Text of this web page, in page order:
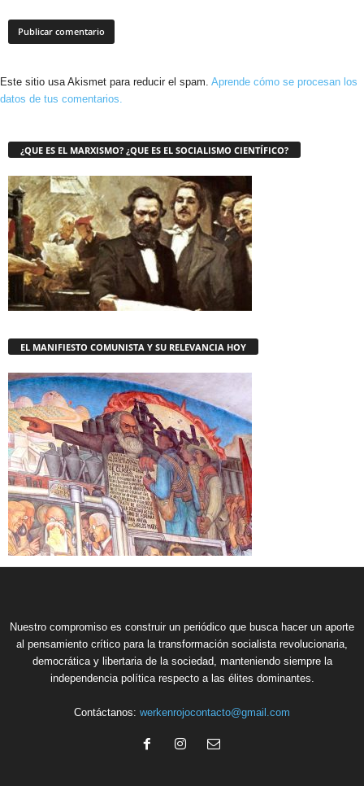
Este sitio usa Akismet para reducir el spam. Aprende cómo se procesan los
datos de tus comentarios.
¿QUE ES EL MARXISMO? ¿QUE ES EL SOCIALISMO CIENTÍFICO?
EL MANIFIESTO COMUNISTA Y SU RELEVANCIA HOY
Nuestro compromiso es construir un periódico que busca hacer un aporte
al pensamiento crítico para la transformación socialista revolucionaria,
democrática y libertaria de la sociedad, manteniendo siempre la
independencia política respecto a las élites dominantes.
Contáctanos: werkenrojocontacto@gmail.com